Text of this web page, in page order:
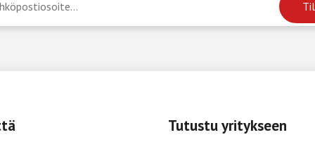
Tutustu yritykseen